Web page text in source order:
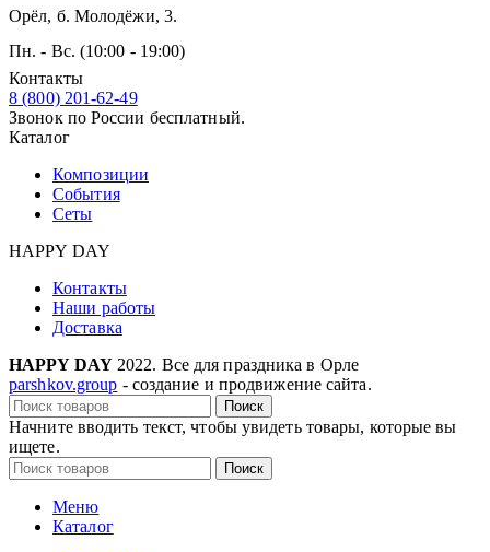
Орёл, б. Молодёжи, 3.
Пн. - Вс. (10:00 - 19:00)
Контакты
8 (800) 201-62-49
Звонок по России бесплатный.
Каталог
Композиции
События
Сеты
HAPPY DAY
Контакты
Наши работы
Доставка
HAPPY DAY 2022. Все для праздника в Орле
parshkov.group - создание и продвижение сайта.
Поиск
Начните вводить текст, чтобы увидеть товары, которые вы
ищете.
Поиск
Меню
Каталог